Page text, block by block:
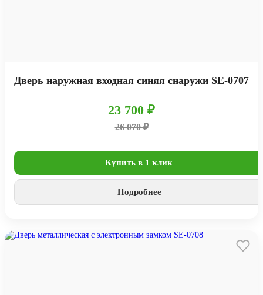
Дверь наружная входная синяя снаружи SE-0707
23 700 ₽
26 070 ₽
Купить в 1 клик
Подробнее